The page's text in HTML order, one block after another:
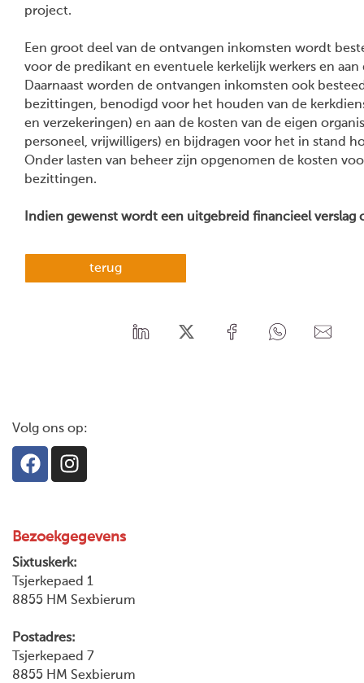
project.
Een groot deel van de ontvangen inkomsten wordt
voor de predikant en eventuele kerkelijk werkers en
Daarnaast worden de ontvangen inkomsten ook
bezittingen, benodigd voor het houden van de
en verzekeringen) en aan de kosten van de eigen
personeel, vrijwilligers) en bijdragen voor het in stand
Onder lasten van beheer zijn opgenomen de kosten
bezittingen.
Indien gewenst wordt een uitgebreid financieel verslag
terug
Volg ons op:
Bezoekgegevens
Sixtuskerk:
Tsjerkepaed 1
8855 HM Sexbierum
Postadres:
Tsjerkepaed 7
8855 HM Sexbierum